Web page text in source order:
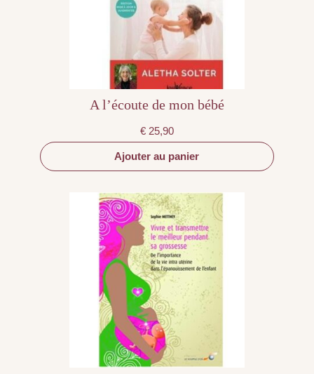
A l’écoute de mon bébé
€ 25,90
Ajouter au panier